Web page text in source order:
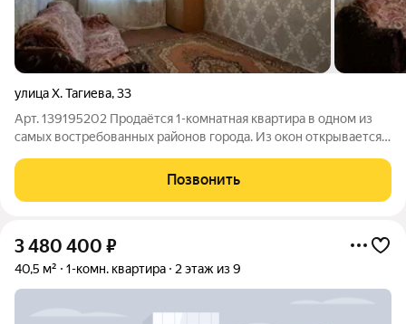
улица Х. Тагиева,33
Арт. 139195202 Продаётся 1-комнатная квартира в одном из
самых востребованных районов города. Из окон открывается
находятся школа, детский сад, круглосуточный супермаркет и
банкомат. Во дворе
Позвонить
3 480 400 ₽
40,5 м² 1-комн. квартира 2 этаж из 9